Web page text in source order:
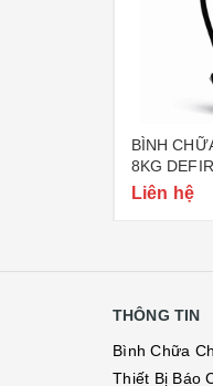
BÌNH
8KG
CÔNG AN)
Liên hệ
THÔNG TIN
Bình Chữa
Thiết Bị Báo